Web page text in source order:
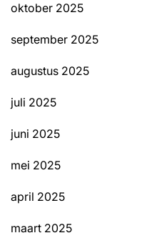
oktober 2025
september 2025
augustus 2025
juli 2025
juni 2025
mei 2025
april 2025
maart 2025